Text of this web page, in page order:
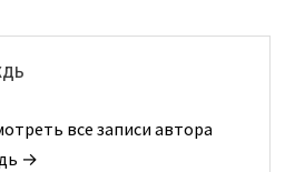
все записи автора
→